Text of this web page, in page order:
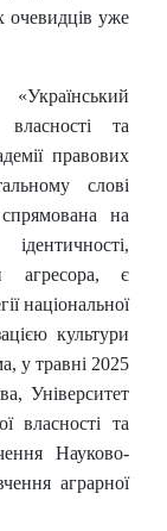
очевидців уже
власності та
правових
слові
спрямована на
агресора, є
національної
культури
у травні 2025
Університет
власності та
Науково-
аграрної